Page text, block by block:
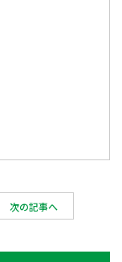
次の記事へ